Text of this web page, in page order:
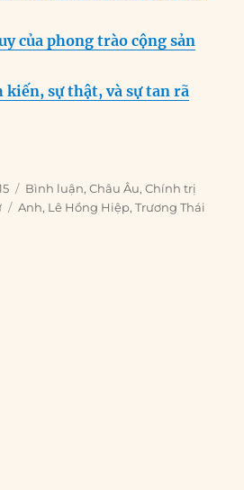
của phong trào cộng sản
kiến, sự thật, và sự tan rã
Categories
Bình luận,Châu Âu,Chính trị
Tags
Anh, Lê Hồng Hiệp,Trương Thái